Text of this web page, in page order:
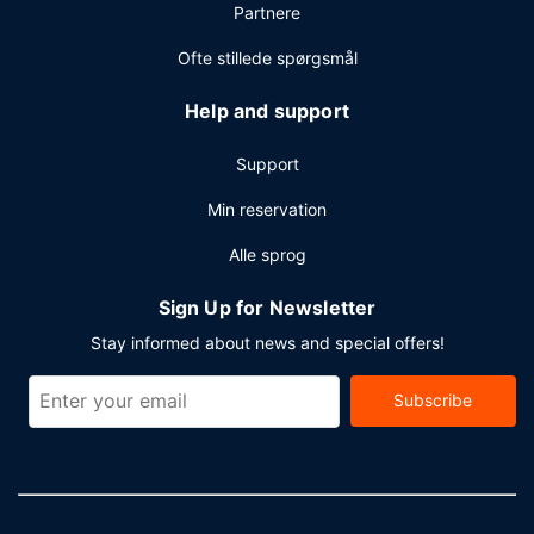
Selvstændig parkering (tillægsgebyr) er til rådighed på
Partnere
Ofte stillede spørgsmål
Help and support
Support
Min reservation
Alle sprog
Sign Up for Newsletter
Stay informed about news and special offers!
Subscribe